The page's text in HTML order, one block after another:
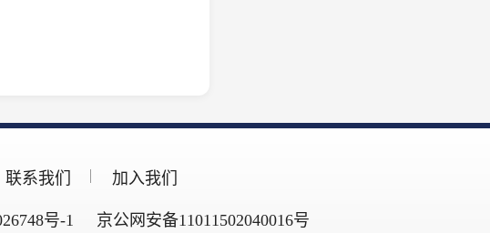
联系我们 加入我们
号-1 京公网安备11011502040016号